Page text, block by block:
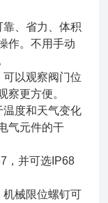
、省力、体积
作。不用手动
以观察阀门位
察更方便。
度和天气变化
气元件的干
，并可选IP68
械限位螺钉可